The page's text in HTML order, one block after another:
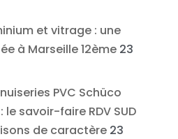
et vitrage : une
à Marseille 12ème 23
PVC Schüco
savoir-faire RDV SUD
de caractère 23